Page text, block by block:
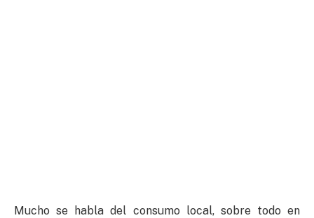
Mucho se habla del consumo local, sobre todo en